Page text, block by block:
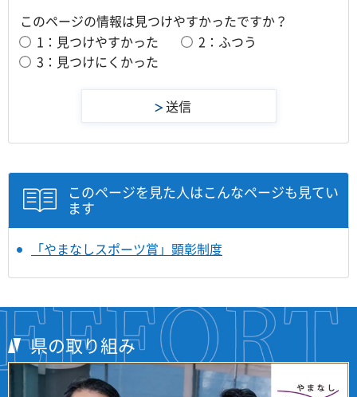
このページの情報は見つけやすかったですか？
1：見つけやすかった
2：ふつう
3：見つけにくかった
このページを見た人はこんなページも見てい
ます
「やまなしスポーツ賞」顕彰制度
県の取り組み